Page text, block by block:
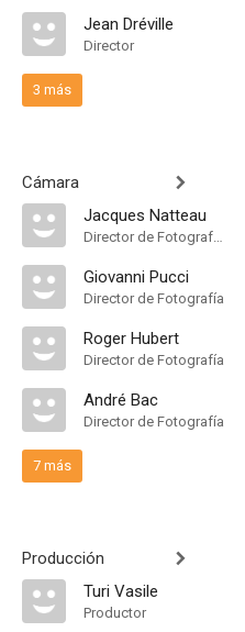
Jean Dréville
Director
3 más
Cámara
Jacques Natteau
Director de Fotografía, Camera Operator
Giovanni Pucci
Director de Fotografía
Roger Hubert
Director de Fotografía
André Bac
Director de Fotografía
7 más
Producción
Turi Vasile
Productor